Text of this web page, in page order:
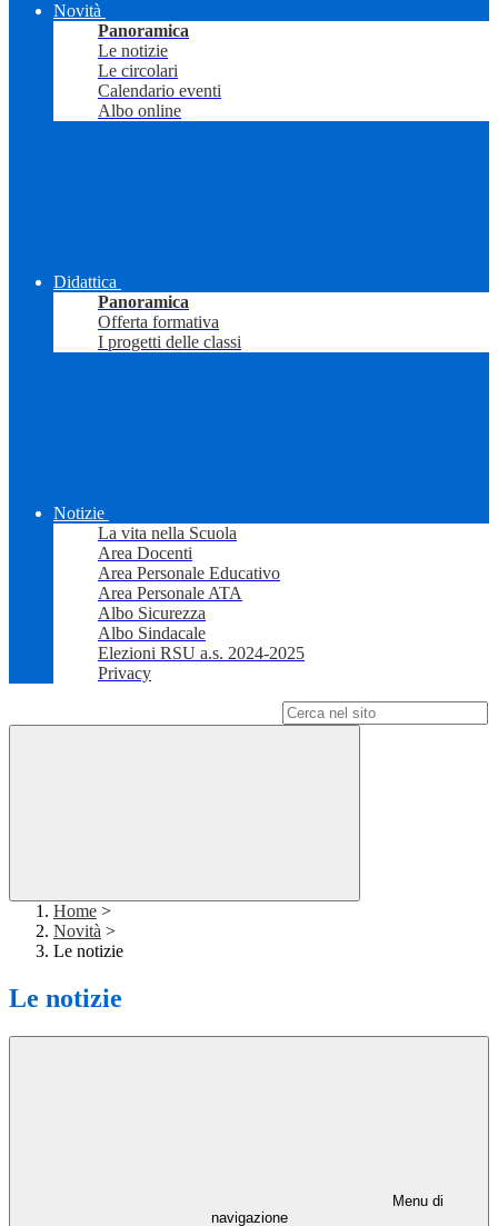
Novità
Panoramica
Le notizie
Le circolari
Calendario eventi
Albo online
Didattica
Panoramica
Offerta formativa
I progetti delle classi
Notizie
La vita nella Scuola
Area Docenti
Area Personale Educativo
Area Personale ATA
Albo Sicurezza
Albo Sindacale
Elezioni RSU a.s. 2024-2025
Privacy
Home >
Novità >
Le notizie
Le notizie
Menu di
navigazione